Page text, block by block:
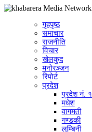
गृहपृष्ठ
समाचार
राजनीति
विचार
खेलकुद
मनोरञ्जन
रिपोर्ट
प्रदेश
प्रदेश नं. १
मधेश
वागमती
गण्डकी
लुम्बिनी